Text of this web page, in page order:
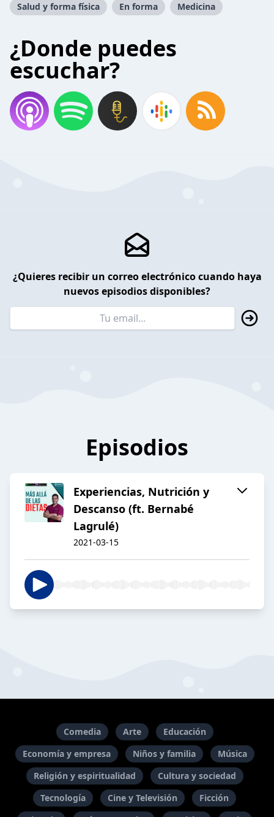
Salud y forma física En forma Medicina
¿Donde puedes
escuchar?
¿Quieres recibir un correo electrónico cuando haya
nuevos episodios disponibles?
Episodios
Experiencias, Nutrición y
Descanso (ft. Bernabé
Lagrulé)
2021-03-15
Comedia Arte
Educación
Economía y empresa
Niños y familia
Música
Religión y espiritualidad
Cultura y sociedad
Tecnología
Cine y Televisión
Ficción